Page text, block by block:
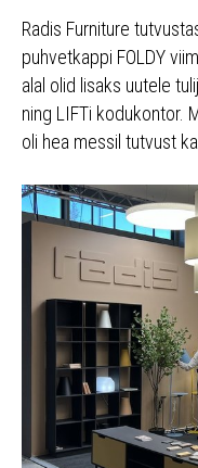
Radis Furniture
puhvetkappi FOLDY
alal olid lisaks uutele
ning LIFTi kodukontor.
oli hea messil tutvust ka